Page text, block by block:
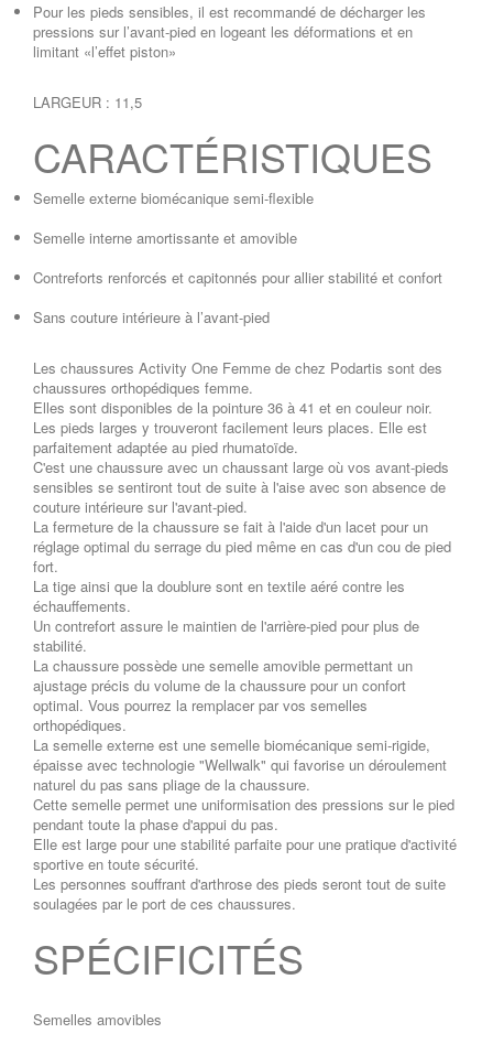
Pour les pieds sensibles, il est recommandé de décharger les
pressions sur l’avant-pied en logeant les déformations et en
limitant «l’effet piston»
LARGEUR : 11,5
CARACTÉRISTIQUES
Semelle externe biomécanique semi-flexible
Semelle interne amortissante et amovible
Contreforts renforcés et capitonnés pour allier stabilité et confort
Sans couture intérieure à l’avant-pied
Les chaussures Activity One Femme de chez Podartis sont des
chaussures orthopédiques femme.
Elles sont disponibles de la pointure 36 à 41 et en couleur noir.
Les pieds larges y trouveront facilement leurs places. Elle est
parfaitement adaptée au pied rhumatoïde.
C'est une chaussure avec un chaussant large où vos avant-pieds
sensibles se sentiront tout de suite à l'aise avec son absence de
couture intérieure sur l'avant-pied.
La fermeture de la chaussure se fait à l'aide d'un lacet pour un
réglage optimal du serrage du pied même en cas d'un cou de pied
fort.
La tige ainsi que la doublure sont en textile aéré contre les
échauffements.
Un contrefort assure le maintien de l'arrière-pied pour plus de
stabilité.
La chaussure possède une semelle amovible permettant un
ajustage précis du volume de la chaussure pour un confort
optimal. Vous pourrez la remplacer par vos semelles
orthopédiques.
La semelle externe est une semelle biomécanique semi-rigide,
épaisse avec technologie "Wellwalk" qui favorise un déroulement
naturel du pas sans pliage de la chaussure.
Cette semelle permet une uniformisation des pressions sur le pied
pendant toute la phase d'appui du pas.
Elle est large pour une stabilité parfaite pour une pratique d'activité
sportive en toute sécurité.
Les personnes souffrant d'arthrose des pieds seront tout de suite
soulagées par le port de ces chaussures.
SPÉCIFICITÉS
Semelles amovibles